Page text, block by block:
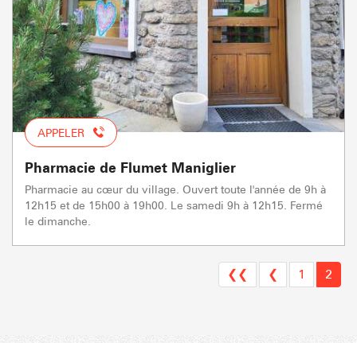
APPELER
Pharmacie de Flumet Maniglier
Pharmacie au cœur du village. Ouvert toute l'année de 9h à
12h15 et de 15h00 à 19h00. Le samedi 9h à 12h15. Fermé
le dimanche.
❮❮ ❮ 1 2